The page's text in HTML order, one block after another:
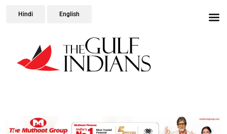
Hindi English